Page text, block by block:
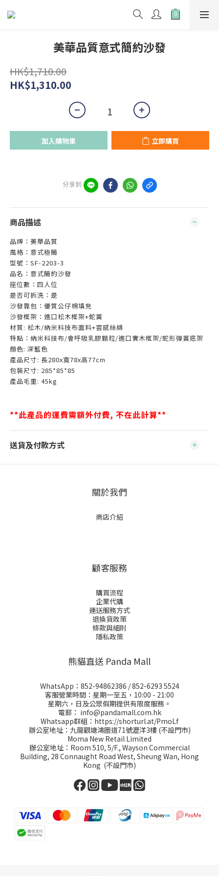
美華品質意式簡約沙發
HK$1,710.00
HK$1,310.00
加入購物車 立即購買
分享到
商品描述
品牌：美華品質
風格：意式極簡
型號：SF-2203-3
品名：意式簡約沙發
座位數：四人位
是否可拆洗：是
沙發靠包：優質公仔棉填充
沙發框架：進口松木框架+蛇簧
材質: 松木/納米科技布面料+雲感絲綿
特點：納米科技布/會呼吸乳膠顆粒/進口實木框架/蛇形彈簧底架
顏色: 深藍色
產品尺寸: 長280x寬78x高77cm
包裝尺寸: 285*85*85
產品毛重: 45kg
**此產品的運費需額外付費, 不在此計算**
送貨及付款方式
關於我們
商店介紹
顧客服務
購買流程
企業代購
運送服務方式
退換貨政策
條款與細則
隱私政策
熊貓直送 Panda Mall
WhatsApp： 852-94862386 /852-6293 5524
客服營業時間：星期一至五，10:00 - 21:00
星期六，日及公眾假期提供有限度服務。
電郵： info@pandamall.com.hk
Whatsapp群組： https://shorturl.at/PmoLf
辦公室地址：九龍觀塘鴻圖道71號瀝洋3樓 (不設門市)
Moma New Retail Limited
辦公室地址：Room 510, 5/F., Wayson Commercial
Building, 28 Connaught Road West, Sheung Wan, Hong
Kong (不設門市)